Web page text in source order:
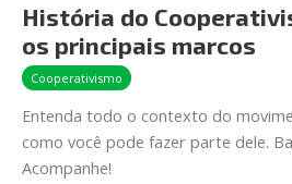
História do
os principais marcos
Cooperativismo
Entenda todo o contexto do
como você pode fazer parte dele.
Acompanhe!
Cooperativismo:
conheça
os
principais
marcos